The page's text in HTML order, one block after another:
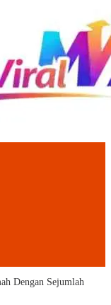
Dengan Sejumlah